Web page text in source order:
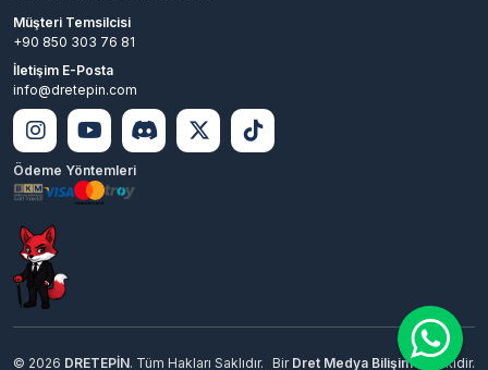
Müşteri Temsilcisi
+90 850 303 76 81
İletişim E-Posta
info@dretepin.com
Ödeme Yöntemleri
© 2026 DRETEPİN. Tüm Hakları Saklıdır. Bir Dret Medya Bilişimİştirakidir.